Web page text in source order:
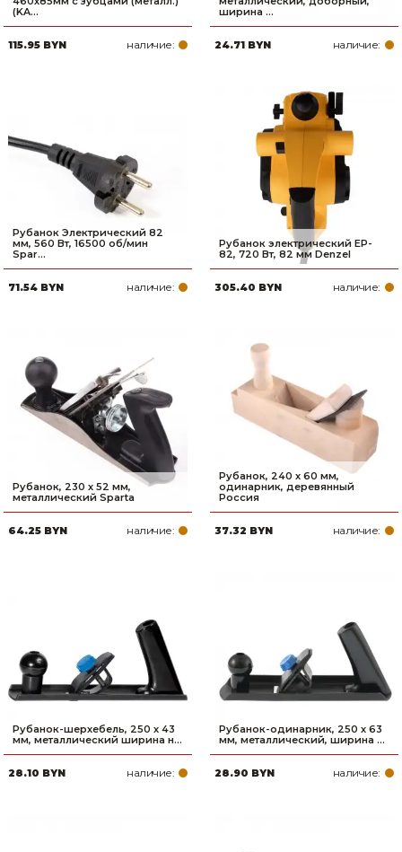
(KA...
115.95 BYN наличие:
ширина ...
24.71 BYN наличие:
Рубанок Электрический 82
мм, 560 Вт, 16500 об/мин
Spar...
71.54 BYN наличие:
Рубанок электрический EP-
82, 720 Вт, 82 мм Denzel
305.40 BYN наличие:
Рубанок, 230 х 52 мм,
металлический Sparta
64.25 BYN наличие:
Рубанок, 240 х 60 мм,
одинарник, деревянный
Россия
37.32 BYN наличие:
Рубанок-шерхебель, 250 х 43
мм, металлический ширина н...
28.10 BYN наличие:
Рубанок-одинарник, 250 х 63
мм, металлический, ширина ...
28.90 BYN наличие: